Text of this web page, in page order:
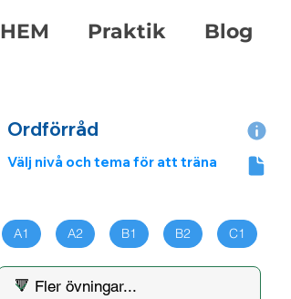
HEM Praktik Blog
Ordförråd
Välj nivå och tema för att träna
A1 A2 B1 B2 C1